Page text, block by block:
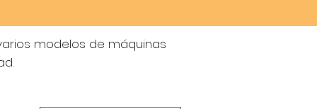
modelos de máquinas